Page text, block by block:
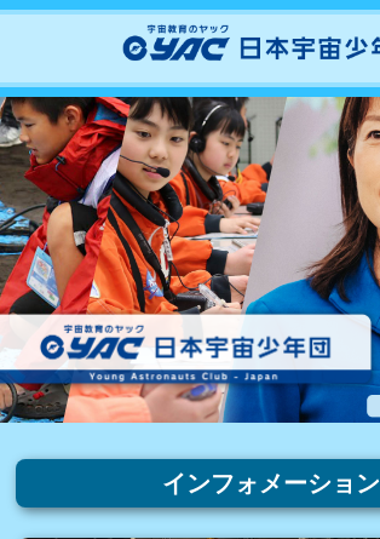
インフォメーション